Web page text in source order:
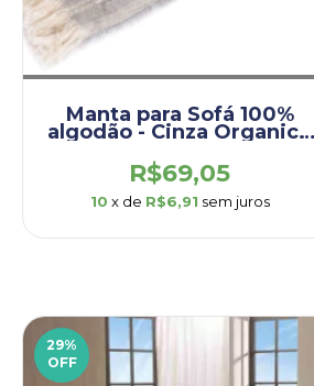
Manta para Sofá 100%
algodão - Cinza Organic -
(DEM0010.ORG.CIN)
R$69,05
10 x de R$6,91 sem juros
29%
OFF